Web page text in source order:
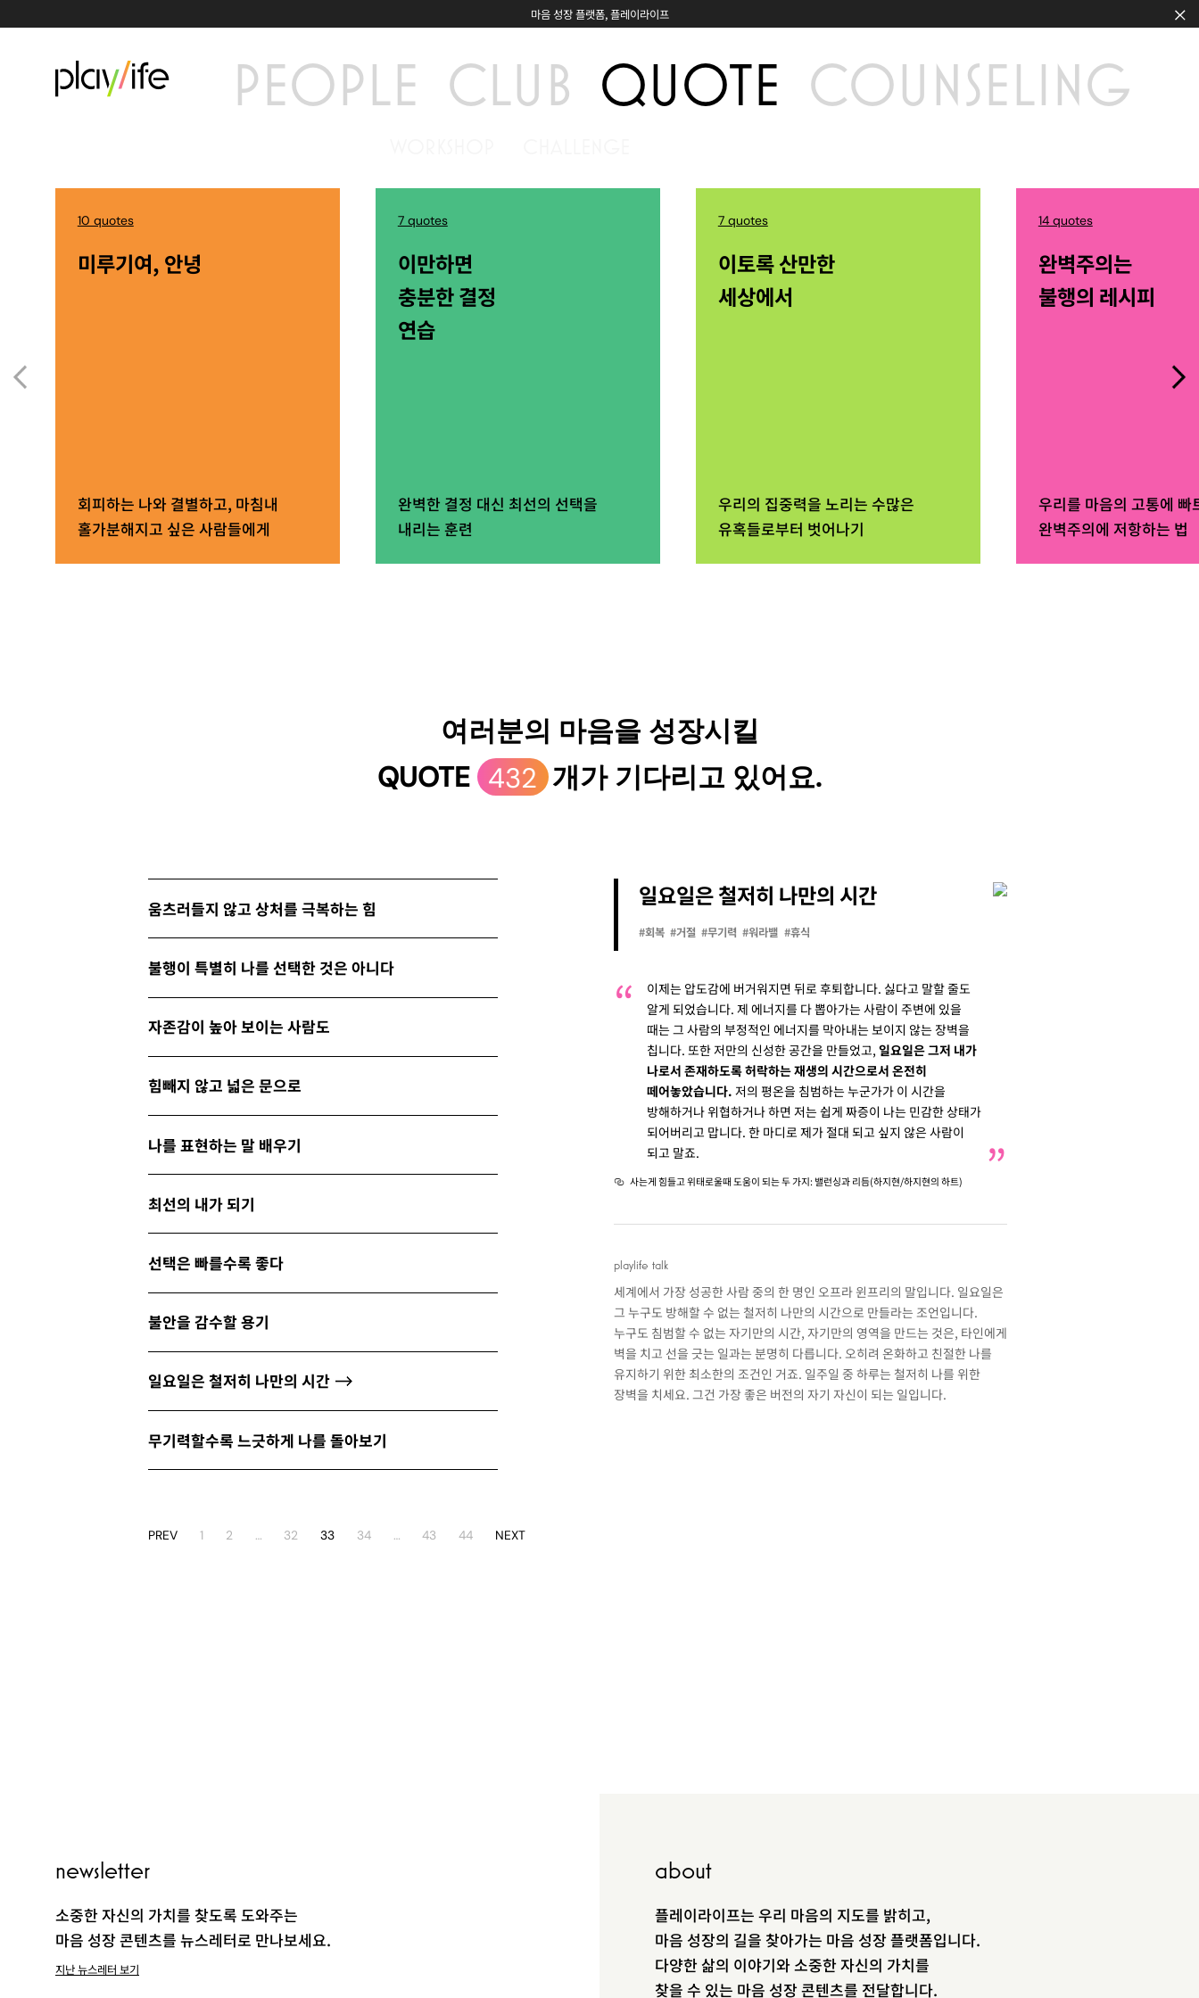
마음 성장 플랫폼, 플레이라이프
PEOPLE CLUB QUOTE COUNSELING
PEOPLE
CLUB
newsletter
소중한 자신의 가치를 찾도록 도와주는
10 quotes
미루기여, 안녕
회피하는 나와 결별하고, 마침내
홀가분해지고 싶은 사람들에게
7 quotes
이만하면
충분한 결정
연습
완벽한 결정 대신 최선의 선택을
내리는 훈련
7 quotes
이토록 산만한
세상에서
우리의 집중력을 노리는 수많은
유혹들로부터 벗어나기
14 quotes
완벽주의는
불행의 레시피
우리를 마음의 고통에 빠
완벽주의에 저항하는 법
여러분의 마음을 성장시킬
QUOTE 432 개가 기다리고 있어요.
움츠러들지 않고 상처를 극복하는 힘
불행이 특별히 나를 선택한 것은 아니다
자존감이 높아 보이는 사람도
힘빼지 않고 넓은 문으로
나를 표현하는 말 배우기
최선의 내가 되기
선택은 빠를수록 좋다
불안을 감수할 용기
일요일은 철저히 나만의 시간
무기력할수록 느긋하게 나를 돌아보기
일요일은 철저히 나만의 시간
#회복 #거절 #무기력 #워라밸 #휴식
이제는 압도감에 버거워지면 뒤로 후퇴합니다. 싫다고 말할 줄도
알게 되었습니다. 제 에너지를 다 뽑아가는 사람이 주변에 있을
때는 그 사람의 부정적인 에너지를 막아내는 보이지 않는 장벽을
칩니다. 또한 저만의 신성한 공간을 만들었고, 일요일은 그저 내가
나로서 존재하도록 허락하는 재생의 시간으로서 온전히
떼어놓았습니다. 저의 평온을 침범하는 누군가가 이 시간을
방해하거나 위협하거나 하면 저는 쉽게 짜증이 나는 민감한 상태가
되어버리고 맙니다. 한 마디로 제가 절대 되고 싶지 않은 사람이
되고 말죠.
사는게 힘들고 위태로울때 도움이 되는 두 가지: 밸런싱과 리듬(하지현/하지현의 하트)
playlife talk
세계에서 가장 성공한 사람 중의 한 명인 오프라 윈프리의 말입니다. 일요일은
그 누구도 방해할 수 없는 철저히 나만의 시간으로 만들라는 조언입니다.
누구도 침범할 수 없는 자기만의 시간, 자기만의 영역을 만드는 것은, 타인에게
벽을 치고 선을 긋는 일과는 분명히 다릅니다. 오히려 온화하고 친절한 나를
유지하기 위한 최소한의 조건인 거죠. 일주일 중 하루는 철저히 나를 위한
장벽을 치세요. 그건 가장 좋은 버전의 자기 자신이 되는 일입니다.
PREV 1 2 … 32 33 34 … 43 44 NEXT
newsletter
소중한 자신의 가치를 찾도록 도와주는
마음 성장 콘텐츠를 뉴스레터로 만나보세요.
지난 뉴스레터 보기
about
플레이라이프는 우리 마음의 지도를 밝히고,
마음 성장의 길을 찾아가는 마음 성장 플랫폼입니다.
다양한 삶의 이야기와 소중한 자신의 가치를
찾을 수 있는 마음 성장 콘텐츠를 전달합니다.